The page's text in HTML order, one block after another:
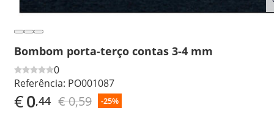
Bombom porta-terço contas 3-4 mm
0
Referência: PO001087
€0,44 € 0,59 -25%